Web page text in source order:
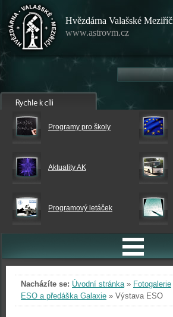
Hvězdárna Valašské
www.astrovm.cz
Programy pro školy
Aktuality AK
Programový letáček
Nacházíte se: Úvodní stránka» Fotogalerie
ESO a předáška Galaxie » Výstava ESO